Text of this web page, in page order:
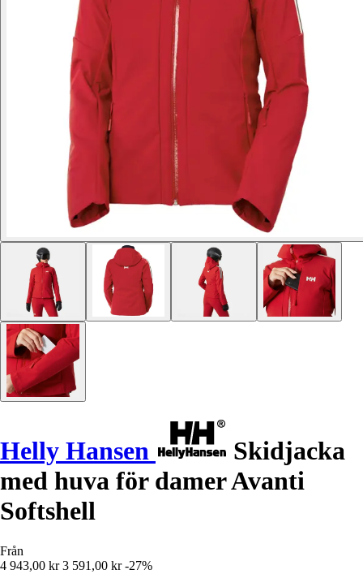
Helly Hansen
Skidjacka
med huva för damer Avanti
Softshell
Från
4 943,00 kr 3 591,00 kr -27%